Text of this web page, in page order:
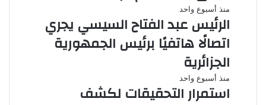
منذ أسبوع واحد
الرئيس عبد الفتاح السيسي يجري
اتصالًا هاتفيًا برئيس الجمهورية
الجزائرية
منذ أسبوع واحد
استمرار التحقيقات لكشف